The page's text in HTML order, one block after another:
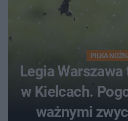
PIŁKA
Legia
w Kielcach.
ważnymi